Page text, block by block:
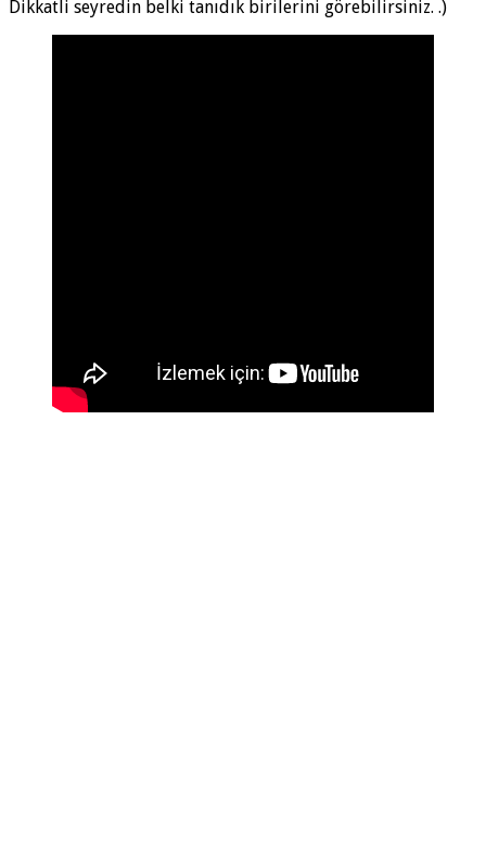
Dikkatli seyredin belki tanıdık birilerini görebilirsiniz. .)